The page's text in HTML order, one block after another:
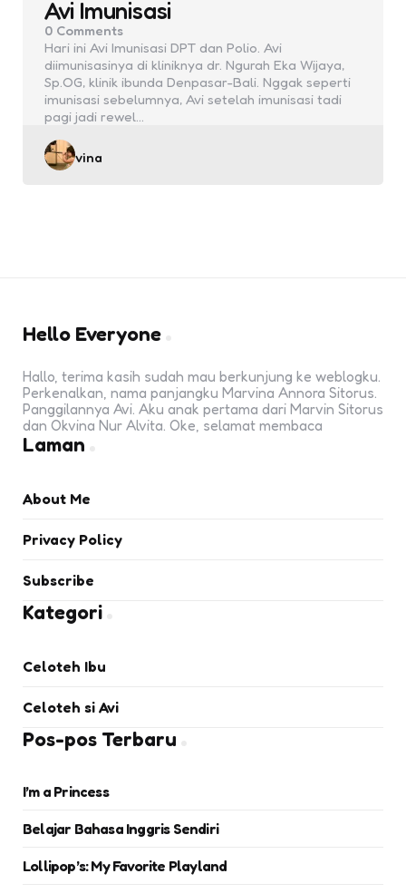
Avi Imunisasi
0 Comments
Hari ini Avi Imunisasi DPT dan Polio. Avi
diimunisasinya di kliniknya dr. Ngurah Eka Wijaya,
Sp.OG, klinik ibunda Denpasar-Bali. Nggak seperti
imunisasi sebelumnya, Avi setelah imunisasi tadi
pagi jadi rewel…
Posted
vina
Hello Everyone
Hallo, terima kasih sudah mau berkunjung ke weblogku.
Perkenalkan, nama panjangku Marvina Annora Sitorus.
Panggilannya Avi. Aku anak pertama dari Marvin Sitorus
dan Okvina Nur Alvita. Oke, selamat membaca
Laman
About Me
Privacy Policy
Subscribe
Kategori
Celoteh Ibu
Celoteh si Avi
Pos-pos Terbaru
I’m a Princess
Belajar Bahasa Inggris Sendiri
Lollipop’s: My Favorite Playland